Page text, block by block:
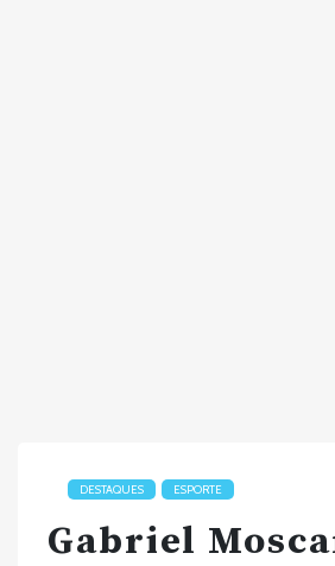
DESTAQUES ESPORTE
Gabriel